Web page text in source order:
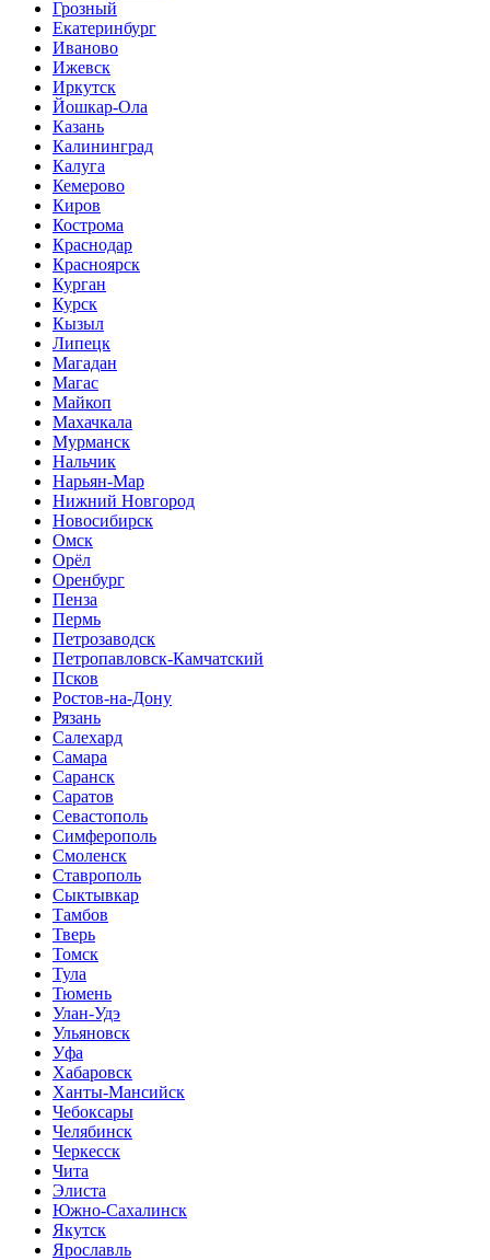
Грозный
Екатеринбург
Иваново
Ижевск
Иркутск
Йошкар-Ола
Казань
Калининград
Калуга
Кемерово
Киров
Кострома
Краснодар
Красноярск
Курган
Курск
Кызыл
Липецк
Магадан
Магас
Майкоп
Махачкала
Мурманск
Нальчик
Нарьян-Мар
Нижний Новгород
Новосибирск
Омск
Орёл
Оренбург
Пенза
Пермь
Петрозаводск
Петропавловск-Камчатский
Псков
Ростов-на-Дону
Рязань
Салехард
Самара
Саранск
Саратов
Севастополь
Симферополь
Смоленск
Ставрополь
Сыктывкар
Тамбов
Тверь
Томск
Тула
Тюмень
Улан-Удэ
Ульяновск
Уфа
Хабаровск
Ханты-Мансийск
Чебоксары
Челябинск
Черкесск
Чита
Элиста
Южно-Сахалинск
Якутск
Ярославль